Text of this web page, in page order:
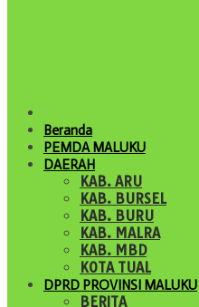
Beranda
PEMDA MALUKU
DAERAH
KAB. ARU
KAB. BURSEL
KAB. BURU
KAB. MALRA
KAB. MBD
KOTA TUAL
DPRD PROVINSI MALUKU
BERITA